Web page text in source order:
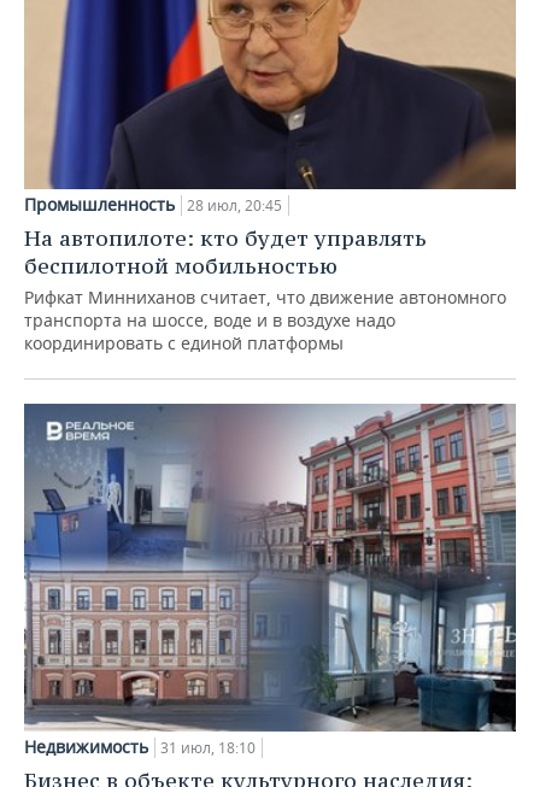
Промышленность 28 июл, 20:45
На автопилоте: кто будет управлять
беспилотной мобильностью
Рифкат Минниханов считает, что движение автономного
транспорта на шоссе, воде и в воздухе надо
координировать с единой платформы
Недвижимость 31 июл, 18:10
Бизнес в объекте культурного наследия: